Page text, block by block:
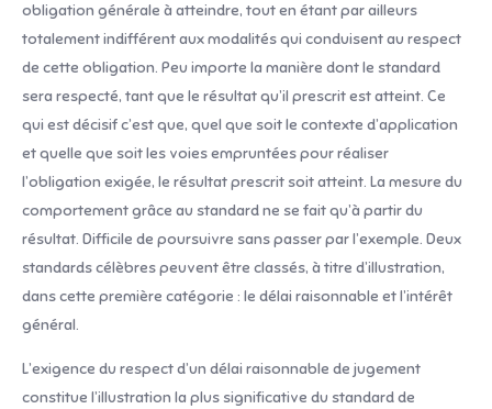
obligation générale à atteindre, tout en étant par ailleurs
totalement indifférent aux modalités qui conduisent au respect
de cette obligation. Peu importe la manière dont le standard
sera respecté, tant que le résultat qu’il prescrit est atteint. Ce
qui est décisif c’est que, quel que soit le contexte d’application
et quelle que soit les voies empruntées pour réaliser
l’obligation exigée, le résultat prescrit soit atteint. La mesure du
comportement grâce au standard ne se fait qu’à partir du
résultat. Difficile de poursuivre sans passer par l’exemple. Deux
standards célèbres peuvent être classés, à titre d’illustration,
dans cette première catégorie : le délai raisonnable et l’intérêt
général.
L’exigence du respect d’un délai raisonnable de jugement
constitue l’illustration la plus significative du standard de